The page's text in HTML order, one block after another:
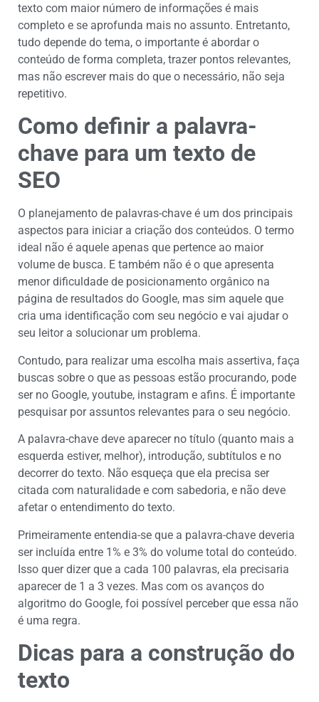
texto com maior número de informações é mais
completo e se aprofunda mais no assunto. Entretanto,
tudo depende do tema, o importante é abordar o
conteúdo de forma completa, trazer pontos relevantes,
mas não escrever mais do que o necessário, não seja
repetitivo.
Como definir a palavra-
chave para um texto de
SEO
O planejamento de palavras-chave é um dos principais
aspectos para iniciar a criação dos conteúdos. O termo
ideal não é aquele apenas que pertence ao maior
volume de busca. E também não é o que apresenta
menor dificuldade de posicionamento orgânico na
página de resultados do Google, mas sim aquele que
cria uma identificação com seu negócio e vai ajudar o
seu leitor a solucionar um problema.
Contudo, para realizar uma escolha mais assertiva, faça
buscas sobre o que as pessoas estão procurando, pode
ser no Google, youtube, instagram e afins. É importante
pesquisar por assuntos relevantes para o seu negócio.
A palavra-chave deve aparecer no título (quanto mais a
esquerda estiver, melhor), introdução, subtítulos e no
decorrer do texto. Não esqueça que ela precisa ser
citada com naturalidade e com sabedoria, e não deve
afetar o entendimento do texto.
Primeiramente entendia-se que a palavra-chave deveria
ser incluída entre 1% e 3% do volume total do conteúdo.
Isso quer dizer que a cada 100 palavras, ela precisaria
aparecer de 1 a 3 vezes. Mas com os avanços do
algoritmo do Google, foi possível perceber que essa não
é uma regra.
Dicas para a construção do
texto